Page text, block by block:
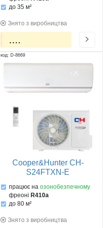
до 35 м²
Знято з виробництва
....
код: D-8669
Cooper&Hunter CH-
S24FTXN-E
працює наозонобезпечному
фреоні R410a
до 80 м²
Знято з виробництва